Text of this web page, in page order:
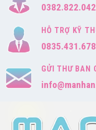
0382.822.042
HỖ TRỢ KỸ
0835.431.678
GỬI THƯ BAN